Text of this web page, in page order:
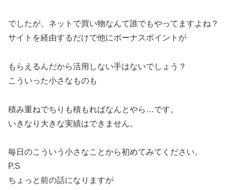
でしたが、ネットで買い物なんて誰でもやってますよね？
サイトを経由するだけで他にボーナスポイントが
もらえるんだから活用しない手はないでしょう？
こういった小さなものも
積み重ねでちりも積もればなんとやら…です。
いきなり大きな実績はできません。
毎日のこういう小さなことから初めてみてください。
P.S
ちょっと前の話になりますが